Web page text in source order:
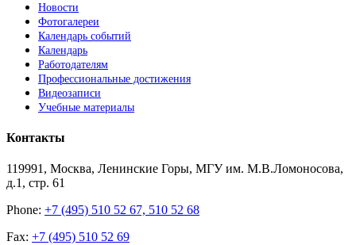
Новости
Фотогалереи
Календарь событий
Календарь
Работодателям
Профессиональные достижения
Видеозаписи
Учебные материалы
Контакты
119991, Москва, Ленинские Горы, МГУ им. М.В.Ломоносова,
д.1, стр. 61
Phone: +7 (495) 510 52 67, 510 52 68
Fax: +7 (495) 510 52 69